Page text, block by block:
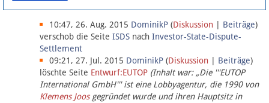
Über Lobbypedia
Impressum
10:47, 26. Aug. 2015 DominikP (Diskussion Beiträge)
verschob die Seite ISDS nach Investor-State-Dispute-
Settlement
09:21, 27. Jul. 2015 DominikP (Diskussion Beiträge)
löschte Seite Entwurf:EUTOP (Inhalt war: „Die '''EUTOP
International GmbH''' ist eine Lobbyagentur, die 1990 von
Klemens Joosgegründet wurde und ihren Hauptsitz in